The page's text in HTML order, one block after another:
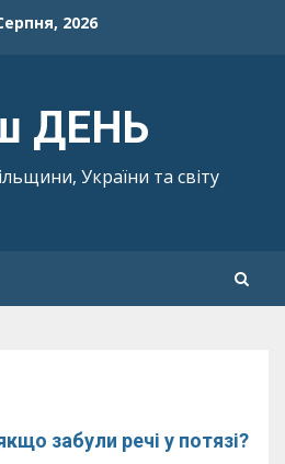
2026
ДЕНЬ
України та світу
забули речі у потязі?